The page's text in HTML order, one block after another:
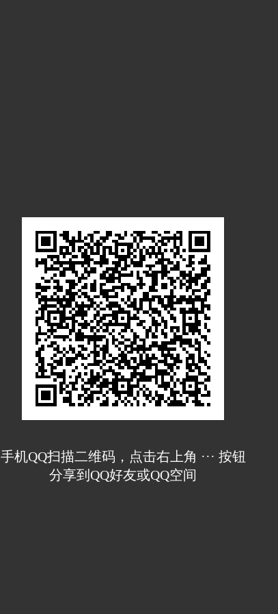
手机QQ扫描二维码，点击右上角 ··· 按钮
分享到QQ好友或QQ空间